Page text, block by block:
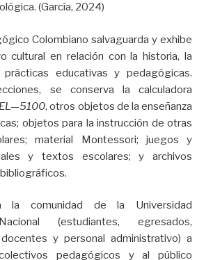
(García, 2024)
Colombiano salvaguarda y exhibe
cultural en relación con la historia, la
educativas y pedagógicas.
se conserva la calculadora
, otros objetos de la enseñanza
objetos para la instrucción de otras
material Montessori; juegos y
y textos escolares; y archivos
la comunidad de la Universidad
(estudiantes, egresados,
y personal administrativo) a
pedagógicos y al público